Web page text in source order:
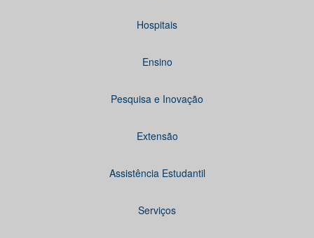
Hospitais
Ensino
Pesquisa e Inovação
Extensão
Assistência Estudantil
Serviços